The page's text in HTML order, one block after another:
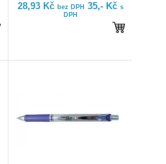
28,93 Kč bez DPH 35,- Kč s
DPH